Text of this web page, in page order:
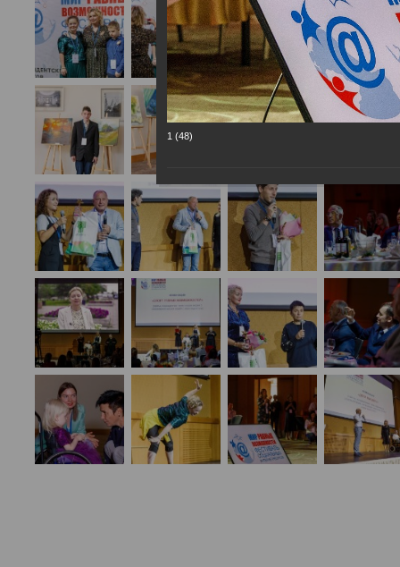
1 (48)